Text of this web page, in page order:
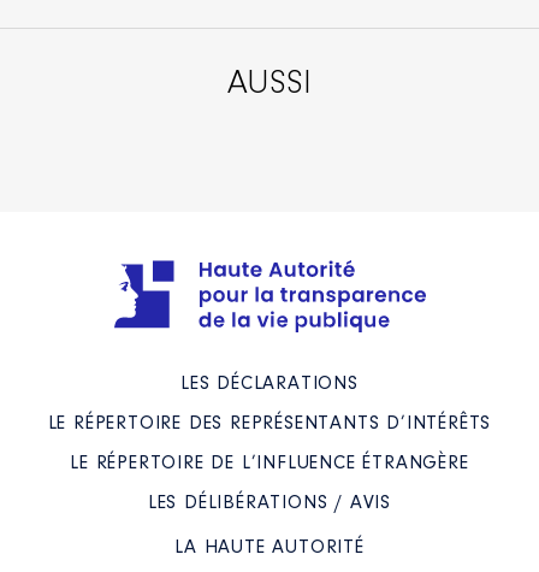
AUSSI
LES DÉCLARATIONS
LE RÉPERTOIRE DES REPRÉSENTANTS D’INTÉRÊTS
LE RÉPERTOIRE DE L’INFLUENCE ÉTRANGÈRE
LES DÉLIBÉRATIONS / AVIS
LA HAUTE AUTORITÉ